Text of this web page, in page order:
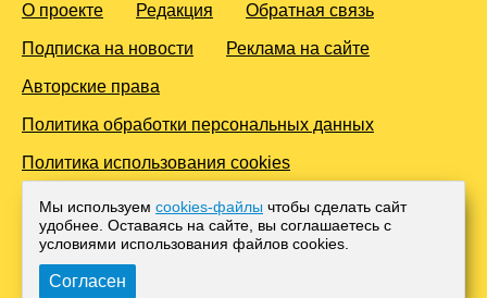
О проекте Редакция Обратная связь
Подписка на новости Реклама на сайте
Авторские права
Политика обработки персональных данных
Политика использования cookies
© 2016-2026 Все права защищены. Для лиц старше 18 лет.
Любое копирование материалов и тиражирование в сети
Интернет, либо печатных изданиях без согласования с
Администрацией проекта, преследуется законом.
Мы используем cookies-файлы чтобы сделать сайт
удобнее. Оставаясь на сайте, вы соглашаетесь с
условиями использования файлов cооkies.
Согласен